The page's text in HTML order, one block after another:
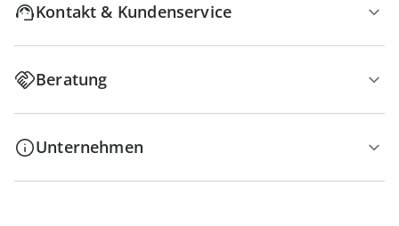
Kontakt & Kundenservice
Beratung
Unternehmen